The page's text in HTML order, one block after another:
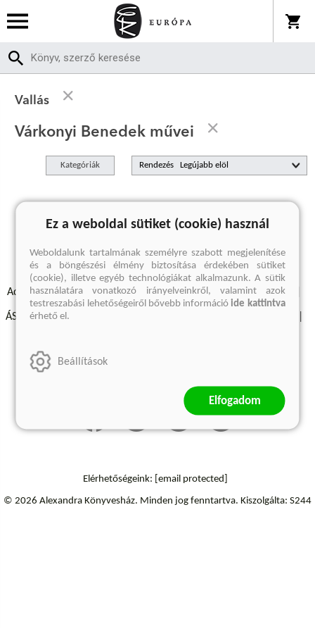
Vallás
Várkonyi Benedek művei
Kategóriák Rendezés
A keresett kifejezésre nincs találat
Adatvédelmi szabályzatok Elállási felmondási nyilatkozat
ÁSZF - Vásárlási feltételek
Szállítási információk
Elérhetőségeink: [email protected]
© 2026 Alexandra Könyvesház. Minden jog fenntartva. Kiszolgálta: S244
Ez a weboldal sütiket (cookie) használ
Weboldalunk tartalmának személyre szabott megjelenítése
és a böngészési élmény biztosítása érdekében sütiket
(cookie), illetve egyéb technológiákat alkalmazunk. A sütik
használatára vonatkozó irányelveinkről, valamint azok
testreszabási lehetőségeiről bővebb információide kattintva
érhető el.
Beállítások
Elfogadom